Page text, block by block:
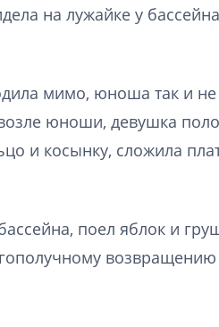
на лужайке у
мимо, юноша так и не
юноши, девушка
и косынку, сложила
поел яблок и